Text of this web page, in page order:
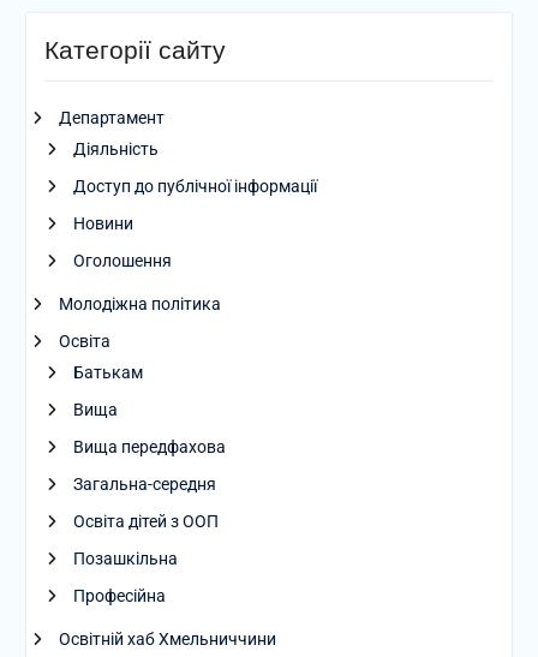
Категорії сайту
Департамент
Діяльність
Доступ до публічної інформації
Новини
Оголошення
Молодіжна політика
Освіта
Батькам
Вища
Вища передфахова
Загальна-середня
Освіта дітей з ООП
Позашкільна
Професійна
Освітній хаб Хмельниччини